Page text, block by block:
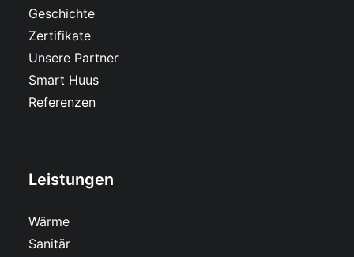
Geschichte
Zertifikate
Unsere Partner
Smart Huus
Referenzen
Leistungen
Wärme
Sanitär